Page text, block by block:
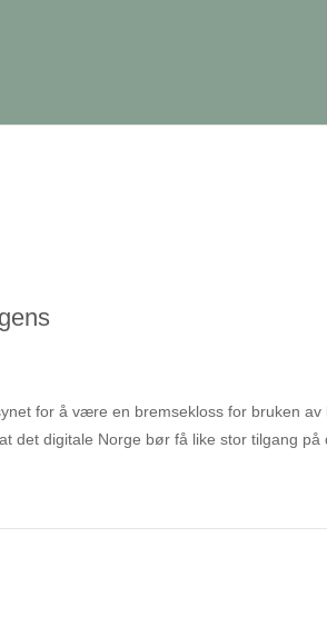
for å være en bremsekloss for bruken av
det digitale Norge bør få like stor tilgang på